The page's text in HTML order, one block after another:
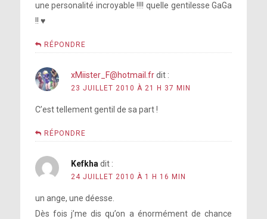
une personalité incroyable !!!! quelle gentilesse GaGa
!! ♥
RÉPONDRE
xMiister_F@hotmail.fr dit :
23 JUILLET 2010 À 21 H 37 MIN
C’est tellement gentil de sa part !
RÉPONDRE
Kefkha dit :
24 JUILLET 2010 À 1 H 16 MIN
un ange, une déesse.
Dès fois j’me dis qu’on a énormément de chance